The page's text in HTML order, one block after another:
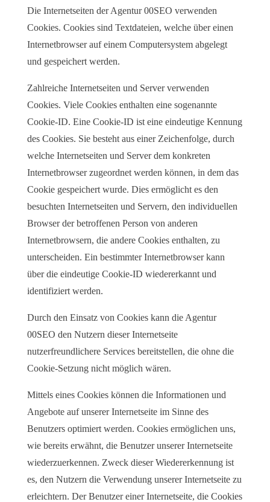
Die Internetseiten der Agentur 00SEO verwenden
Cookies. Cookies sind Textdateien, welche über einen
Internetbrowser auf einem Computersystem abgelegt
und gespeichert werden.
Zahlreiche Internetseiten und Server verwenden
Cookies. Viele Cookies enthalten eine sogenannte
Cookie-ID. Eine Cookie-ID ist eine eindeutige Kennung
des Cookies. Sie besteht aus einer Zeichenfolge, durch
welche Internetseiten und Server dem konkreten
Internetbrowser zugeordnet werden können, in dem das
Cookie gespeichert wurde. Dies ermöglicht es den
besuchten Internetseiten und Servern, den individuellen
Browser der betroffenen Person von anderen
Internetbrowsern, die andere Cookies enthalten, zu
unterscheiden. Ein bestimmter Internetbrowser kann
über die eindeutige Cookie-ID wiedererkannt und
identifiziert werden.
Durch den Einsatz von Cookies kann die Agentur
00SEO den Nutzern dieser Internetseite
nutzerfreundlichere Services bereitstellen, die ohne die
Cookie-Setzung nicht möglich wären.
Mittels eines Cookies können die Informationen und
Angebote auf unserer Internetseite im Sinne des
Benutzers optimiert werden. Cookies ermöglichen uns,
wie bereits erwähnt, die Benutzer unserer Internetseite
wiederzuerkennen. Zweck dieser Wiedererkennung ist
es, den Nutzern die Verwendung unserer Internetseite zu
erleichtern. Der Benutzer einer Internetseite, die Cookies